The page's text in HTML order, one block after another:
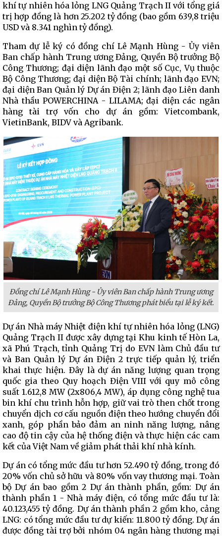
khí tự nhiên hóa lỏng LNG Quảng Trạch II với tổng giá
trị hợp đồng là hơn 25.202 tỷ đồng (bao gồm 639,8 triệu
USD và 8.341 nghìn tỷ đồng).
Tham dự lễ ký có đồng chí Lê Mạnh Hùng - Ủy viên
Ban chấp hành Trung ương Đảng, Quyền Bộ trưởng Bộ
Công Thương; đại diện lãnh đạo một số Cục, Vụ thuộc
Bộ Công Thương; đại diện Bộ Tài chính; lãnh đạo EVN;
đại diện Ban Quản lý Dự án Điện 2; lãnh đạo Liên danh
Nhà thầu POWERCHINA - LILAMA; đại diện các ngân
hàng tài trợ vốn cho dự án gồm: Vietcombank,
VietinBank, BIDV và Agribank.
Đồng chí Lê Mạnh Hùng - Ủy viên Ban chấp hành Trung ương
Đảng, Quyền Bộ trưởng Bộ Công Thương phát biểu tại lễ ký kết.
Dự án Nhà máy Nhiệt điện khí tự nhiên hóa lỏng (LNG)
Quảng Trạch II được xây dựng tại Khu kinh tế Hòn La,
xã Phú Trạch, tỉnh Quảng Trị do EVN làm Chủ đầu tư
và Ban Quản lý Dự án Điện 2 trực tiếp quản lý, triển
khai thực hiện. Đây là dự án năng lượng quan trọng
quốc gia theo Quy hoạch Điện VIII với quy mô công
suất 1.612,8 MW (2x806,4 MW), áp dụng công nghệ tua
bin khí chu trình hỗn hợp, giữ vai trò then chốt trong
chuyển dịch cơ cấu nguồn điện theo hướng chuyển đổi
xanh, góp phần bảo đảm an ninh năng lượng, nâng
cao độ tin cậy của hệ thống điện và thực hiện các cam
kết của Việt Nam về giảm phát thải khí nhà kính.
Dự án có tổng mức đầu tư hơn 52.490 tỷ đồng, trong đó
20% vốn chủ sở hữu và 80% vốn vay thương mại. Toàn
bộ Dự án bao gồm 2 Dự án thành phần, gồm: Dự án
thành phần 1 - Nhà máy điện, có tổng mức đầu tư là:
40.123,455 tỷ đồng. Dự án thành phần 2 gồm kho, cảng
LNG: có tổng mức đầu tư dự kiến: 11.800 tỷ đồng. Dự án
được đồng tài trợ bởi nhóm 04 ngân hàng thương mại